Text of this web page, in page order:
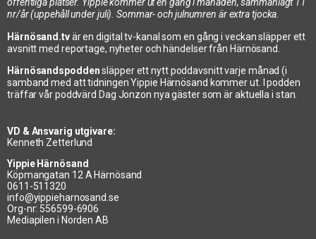
offentliga platser. Yippie kommer ut en gång i månaden, sammanlagt 11
nr/år (uppehåll under juli). Sommar- och julnumren är extra tjocka.
Härnösand.tvär en digital tv-kanal som en gång i veckan släpper ett
avsnitt med reportage, nyheter och händelser från Härnösand.
Härnösandspoddensläpper ett nytt poddavsnitt varje månad (i
samband med att tidningen Yippie Härnösand kommer ut. I podden
träffar vår poddvärd Dag Jonzon nya gäster som är aktuella i stan.
VD & Ansvarig utgivare:
Kenneth Zetterlund
Yippie Härnösand
Köpmangatan 12 A Härnösand
0611-511320
info@yippieharnosand.se
Org-nr: 556599-6906
Mediapilen i Norden AB